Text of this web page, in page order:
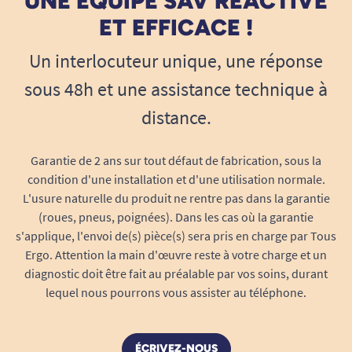
encombrante, elle se glisse aisément dans
un sac, une valise ou une boîte d’urgence.
Format pratique : conditionnement
individuel hygiénique et facilité
d’utilisation
Chaque bande estvendue sous emballage
propreté et son hygiène jusqu’à son
utilisation.
Le conditionnement enboîte de 110
unitésoffre un stock généreux,
parfaitement adapté aux besoins des
professionnels de santé, collectivités,
établissements scolaires, sportifs ou
ET EFFICACE !
Un interlocuteur unique, une réponse
sous 48h et une assistance technique à
distance.
Garantie de 2 ans sur tout défaut de fabrication, sous la
condition d'une installation et d'une utilisation normale.
L'usure naturelle du produit ne rentre pas dans la garantie
(roues, pneus, poignées). Dans les cas où la garantie
s'applique, l'envoi de(s) pièce(s) sera pris en charge par Tous
Ergo. Attention la main d'œuvre reste à votre charge et un
diagnostic doit être fait au préalable par vos soins, durant
lequel nous pourrons vous assister au téléphone.
ÉCRIVEZ-NOUS